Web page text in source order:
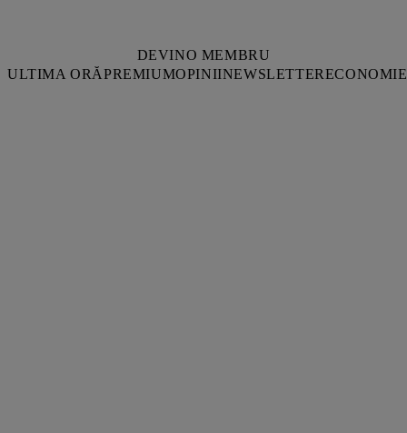
DEVINO MEMBRU
ULTIMA ORĂPREMIUMOPINIINEWSLETTERECONOMIE